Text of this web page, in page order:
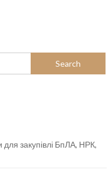
закупівлі БпЛА, НРК,